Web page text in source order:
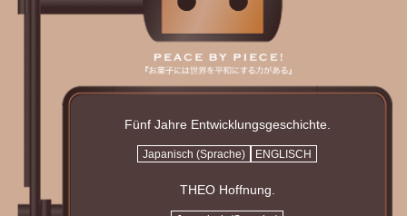
Fünf Jahre Entwicklungsgeschichte.
Japanisch (Sprache) ENGLISCH
THEO Hoffnung.